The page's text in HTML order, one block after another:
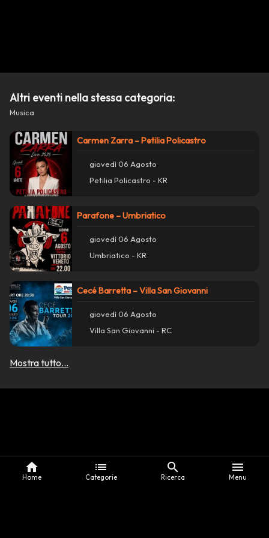
Copia collegamento
report_problem Segnala un problema con questo evento
Altri eventi nella stessa categoria:
Musica
Carmen Zarra – Petilia Policastro
giovedì 06 Agosto
Petilia Policastro - KR
Parafone – Umbriatico
giovedì 06 Agosto
Umbriatico - KR
Cecé Barretta – Villa San Giovanni
giovedì 06 Agosto
Villa San Giovanni - RC
Mostra tutto...
home
Home
list
Categorie
search
Ricerca
menu
Menu